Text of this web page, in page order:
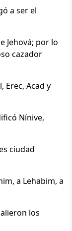
a ser el
Jehová; por lo
cazador
Erec, Acad y
Nínive,
ciudad
a Lehabim, a
los